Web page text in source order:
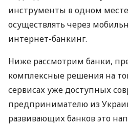
инструменты в одном
осуществлять через
интернет-банкинг.
Ниже рассмотрим банки,
комплексные решения на
сервисах уже доступных
предпринимателю из
развивающих банков это